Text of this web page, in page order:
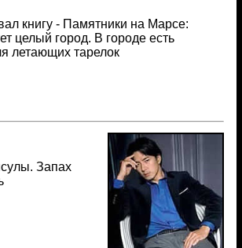
книгу - Памятники на Марсе:
целый город. В городе есть
летающих тарелок
Запах